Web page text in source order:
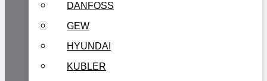
DANFOSS
GEW
HYUNDAI
KUBLER